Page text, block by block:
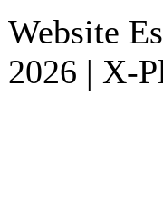
Website
2026 | X-